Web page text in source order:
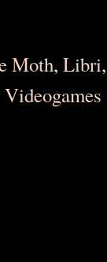
Moth,Libri
Videogames